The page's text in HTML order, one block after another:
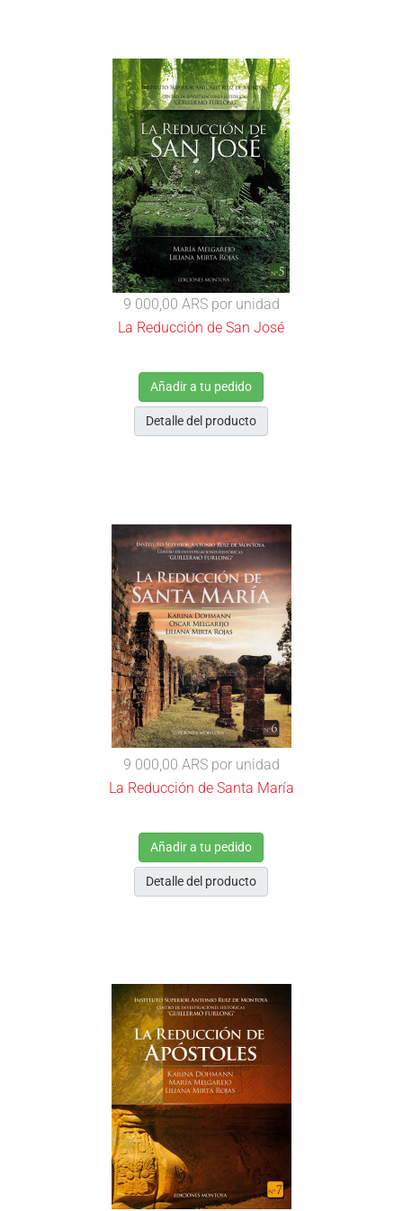
9 000,00 ARS por unidad
La Reducción de San José
Añadir a tu pedido
Detalle del producto
9 000,00 ARS por unidad
La Reducción de Santa María
Añadir a tu pedido
Detalle del producto